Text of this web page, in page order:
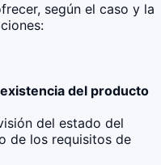
según el caso y la
del producto
del estado del
de los requisitos de